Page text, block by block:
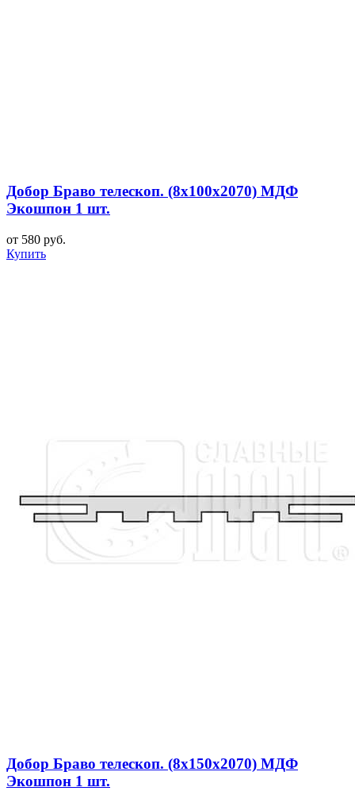
Добор Браво телескоп. (8х100х2070) МДФ
Экошпон 1 шт.
от 580 руб.
Купить
Добор Браво телескоп. (8х150х2070) МДФ
Экошпон 1 шт.